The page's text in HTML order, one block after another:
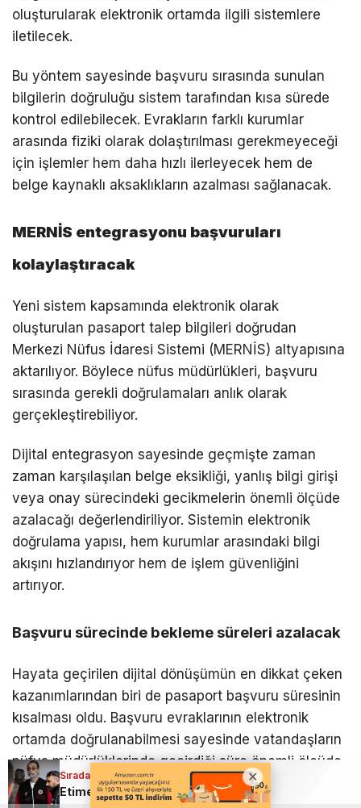
oluşturularak elektronik ortamda ilgili sistemlere
iletilecek.
Bu yöntem sayesinde başvuru sırasında sunulan
bilgilerin doğruluğu sistem tarafından kısa sürede
kontrol edilebilecek. Evrakların farklı kurumlar
arasında fiziki olarak dolaştırılması gerekmeyeceği
için işlemler hem daha hızlı ilerleyecek hem de
belge kaynaklı aksaklıkların azalması sağlanacak.
MERNİS entegrasyonu başvuruları
kolaylaştıracak
Yeni sistem kapsamında elektronik olarak
oluşturulan pasaport talep bilgileri doğrudan
Merkezi Nüfus İdaresi Sistemi (MERNİS) altyapısına
aktarılıyor. Böylece nüfus müdürlükleri, başvuru
sırasında gerekli doğrulamaları anlık olarak
gerçekleştirebiliyor.
Dijital entegrasyon sayesinde geçmişte zaman
zaman karşılaşılan belge eksikliği, yanlış bilgi girişi
veya onay sürecindeki gecikmelerin önemli ölçüde
azalacağı değerlendiriliyor. Sistemin elektronik
doğrulama yapısı, hem kurumlar arasındaki bilgi
akışını hızlandırıyor hem de işlem güvenliğini
artırıyor.
Başvuru sürecinde bekleme süreleri azalacak
Hayata geçirilen dijital dönüşümün en dikkat çeken
kazanımlarından biri de pasaport başvuru süresinin
kısalması oldu. Başvuru evraklarının elektronik
ortamda doğrulanabilmesi sayesinde vatandaşların
nüfus müdürlüklerinde geçirdiği süre önemli ölçüde
düşecek.
Sıradaki Haber
Etimesgut Belediye Başkanı Erdal Beşikçioğlu tutuklandı